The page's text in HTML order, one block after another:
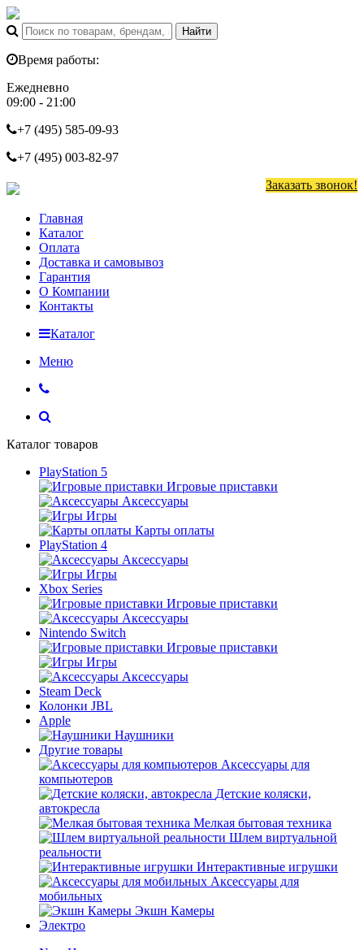
Время работы:
Ежедневно
09:00 - 21:00
+7 (495) 585-09-93
+7 (495) 003-82-97
Заказать звонок!
Главная
Каталог
Оплата
Доставка и самовывоз
Гарантия
О Компании
Контакты
Каталог
Меню
Каталог товаров
PlayStation 5
Игровые приставки
Аксессуары
Игры
Карты оплаты
PlayStation 4
Аксессуары
Игры
Xbox Series
Игровые приставки
Аксессуары
Nintendo Switch
Игровые приставки
Игры
Аксессуары
Steam Deck
Колонки JBL
Apple
Наушники
Другие товары
Аксессуары для
компьютеров
Детские коляски,
автокресла
Мелкая бытовая техника
Шлем виртуальной
реальности
Интерактивные игрушки
Аксессуары для
мобильных
Экшн Камеры
Электро